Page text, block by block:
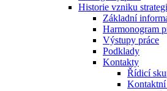
Historie vzniku
Základní
Harmonogram
Výstupy práce
Podklady
Kontakty
Řídicí
Kontaktní